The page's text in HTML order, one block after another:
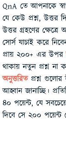
QnA তে আপনাকে
যে কেউ প্রশ্ন, উত্তর
উত্তর গ্রহণের
সোর্স যাচাই করে
প্রায় ২০০+ এর উপর
থাকায় নতুন প্রশ্ন না
অনুত্তরিত প্রশ্ন গুলোর
আহ্বান জানাচ্ছি।
৪০ পয়েন্ট, যে
দিবে সে ২০০ পয়েন্ট